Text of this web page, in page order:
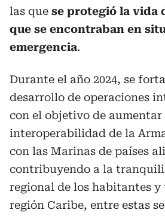
las que se protegió la vida
que se encontraban en
emergencia.
Durante el año 2024, se
desarrollo de operaciones
con el objetivo de
interoperabilidad de la
con las Marinas de países
contribuyendo a la
regional de los habitantes y
región Caribe, entre estas